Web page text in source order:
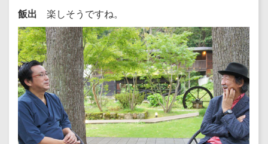
飯出 楽しそうですね。